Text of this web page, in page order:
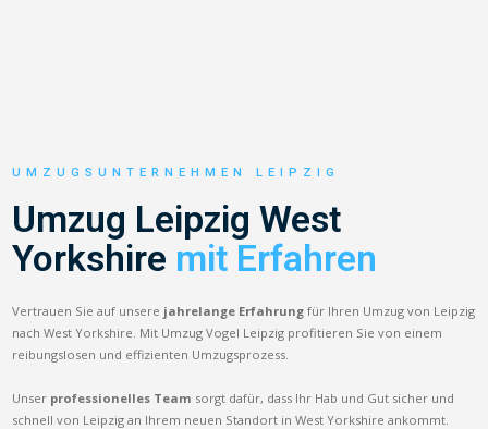
UMZUGSUNTERNEHMEN LEIPZIG
Umzug Leipzig West
Yorkshire mit Erfahren
Vertrauen Sie auf unsere jahrelange Erfahrung für Ihren Umzug von Leipzig
nach West Yorkshire. Mit Umzug Vogel Leipzig profitieren Sie von einem
reibungslosen und effizienten Umzugsprozess.
Unser professionelles Team sorgt dafür, dass Ihr Hab und Gut sicher und
schnell von Leipzig an Ihrem neuen Standort in West Yorkshire ankommt.